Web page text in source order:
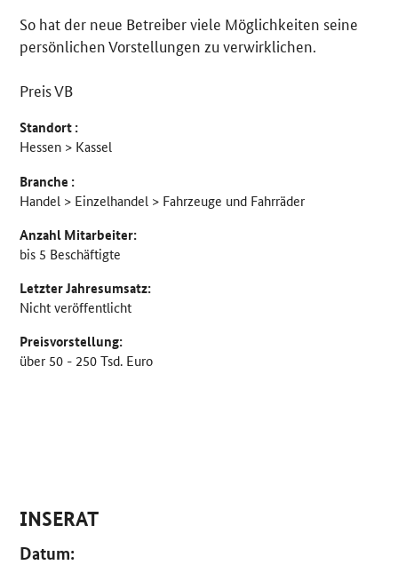
So hat der neue Betreiber viele Möglichkeiten seine
persönlichen Vorstellungen zu verwirklichen.
Preis VB
Standort :
Hessen > Kassel
Branche :
Handel > Einzelhandel > Fahrzeuge und Fahrräder
Anzahl Mitarbeiter:
bis 5 Beschäftigte
Letzter Jahresumsatz:
Nicht veröffentlicht
Preisvorstellung:
über 50 - 250 Tsd. Euro
INSERAT
Datum: